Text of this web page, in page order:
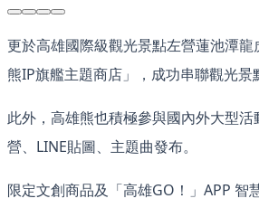
更於高雄國際級觀光景點左營蓮池潭
熊IP旗艦主題商店」，成功串聯觀光景
此外，高雄熊也積極參與國內外大型
營、LINE貼圖、主題曲發布。
限定文創商品及「高雄GO！」APP 智